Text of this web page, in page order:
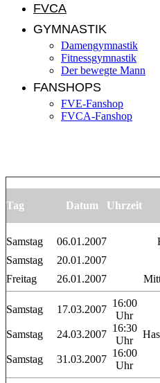
FVCA
GYMNASTIK
Damengymnastik
Fitnessgymnastik
Der bewegte Mann
FANSHOPS
FVE-Fanshop
FVCA-Fanshop
Tag Datum Uhrzeit
Samstag 06.01.2007
Samstag
20.01.2007
Freitag
26.01.2007
Samstag 17.03.2007
16:00
Uhr
Samstag 24.03.2007
16:30
Uhr
Samstag 31.03.2007
16:00
Uhr